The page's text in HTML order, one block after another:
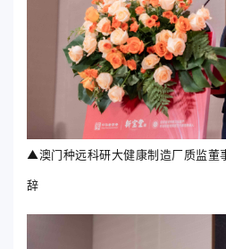
▲澳门种远科研大健康制造厂质监董
辞